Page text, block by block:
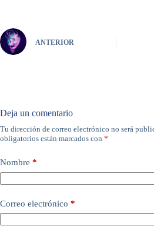
ANTERIOR
Deja un comentario
Tu dirección de correo electrónico no será
obligatorios están marcados con *
Nombre *
Correo electrónico *